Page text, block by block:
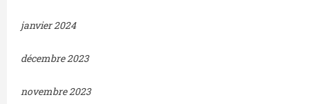
janvier 2024
décembre 2023
novembre 2023